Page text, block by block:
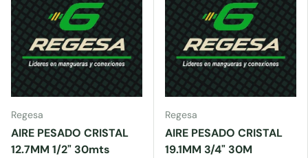
Regesa
AIRE PESADO CRISTAL
12.7MM 1/2" 30mts
Regesa
AIRE PESADO CRISTAL
19.1MM 3/4" 30M